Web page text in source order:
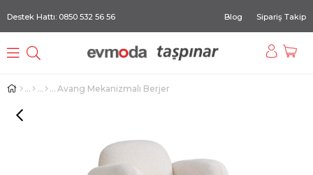
Destek Hattı: 0850 532 56 56 Blog Sipariş Takip
Avang Mekanizmalı Berjer